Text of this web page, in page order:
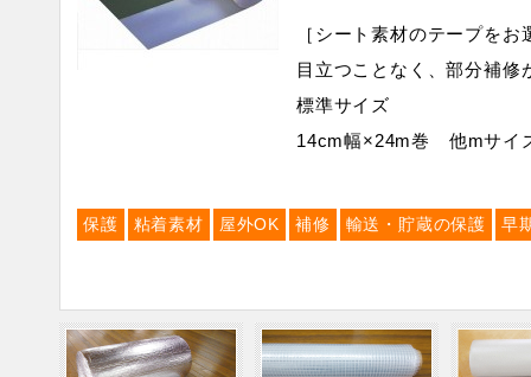
［シート素材のテープを
目立つことなく、部分補
標準サイズ
14cm幅×24m巻 他mサイ
保護 粘着素材 屋外OK 補修 輸送・貯蔵の保護 早